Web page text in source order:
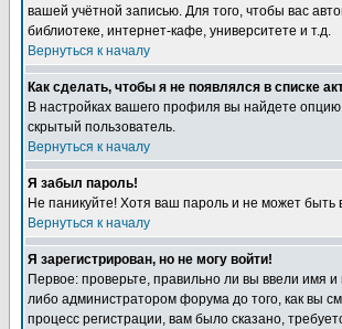
вашей учётной записью. Для того, чтобы вас
библиотеке, интернет-кафе, университете и т.д.
Вернуться к началу
Как сделать, чтобы я не появлялся в списке
В настройках вашего профиля вы найдете опцию
скрытый пользователь.
Вернуться к началу
Я забыл пароль!
Не паникуйте! Хотя ваш пароль и не может быть
Вернуться к началу
Я зарегистрирован, но не могу войти!
Первое: проверьте, правильно ли вы ввели имя
либо администратором форума до того, как вы
процесс регистрации, вам было сказано,